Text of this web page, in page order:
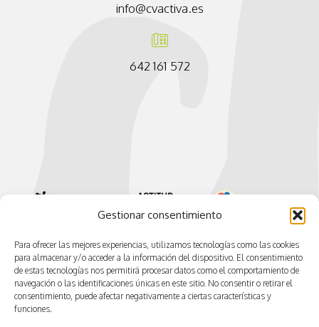
Gestionar consentimiento
Para ofrecer las mejores experiencias, utilizamos tecnologías como las cookies
para almacenar y/o acceder a la información del dispositivo. El consentimiento
de estas tecnologías nos permitirá procesar datos como el comportamiento de
navegación o las identificaciones únicas en este sitio. No consentir o retirar el
consentimiento, puede afectar negativamente a ciertas características y
funciones.
info@cvactiva.es
642 161 572